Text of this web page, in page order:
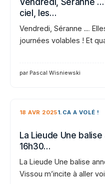
ciel, les…
Vendredi, Séranne …
journées volables ! Et
par Pascal Wisniewski
18 AVR 20251.CA A VOLÉ !
La Lieude Une
16h30…
La Lieude Une balise
Vissou m’incite à aller